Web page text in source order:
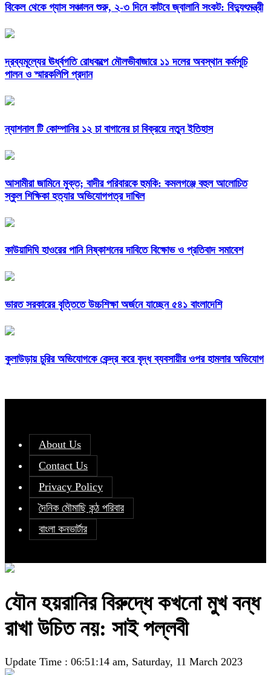
বিকেল থেকে গ্যাস সঞ্চালন শুরু, ২-৩ দিনে কাটবে জ্বালানি সংকট: বিদ্যুৎমন্ত্রী
দ্রব্যমূল্যের ঊর্ধ্বগতি রোধকল্পে মৌলভীবাজারে ১১ দলের অবস্থান কর্মসূচি
পালন ও স্মারকলিপি প্রদান
ন্যাশনাল টি কোম্পানির ১২ চা বাগানের চা বিক্রয়ে নতুন ইতিহাস
আসামীরা জামিনে মুক্ত; বাদীর পরিবারকে হুমকি: কমলগঞ্জে বহুল আলোচিত
স্কুল শিক্ষিকা হত্যার অভিযোগপত্র দাখিল
কাউয়াদিঘি হাওরের পানি নিষ্কাশনের দাবিতে বিক্ষোভ ও প্রতিবাদ সমাবেশ
ভারত সরকারের বৃত্তিতে উচ্চশিক্ষা অর্জনে যাচ্ছেন ৫৪১ বাংলাদেশি
কুলাউড়ায় চুরির অভিযোগকে কেন্দ্র করে বৃদ্ধ ব্যবসায়ীর ওপর হামলার অভিযোগ
About Us
Contact Us
Privacy Policy
দৈনিক মৌমাছি কন্ঠ পরিবার
বাংলা কনভার্টার
যৌন হয়রানির বিরুদ্ধে কখনো মুখ বন্ধ
রাখা উচিত নয়: সাই পল্লবী
Update Time : 06:51:14 am, Saturday, 11 March 2023